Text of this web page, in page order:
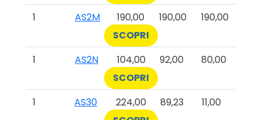
1
AS2M 190,00 190,00
190,00
SCOPRI
1
AS2N 104,00 92,00
80,00
SCOPRI
1
AS30 224,00 89,23
11,00